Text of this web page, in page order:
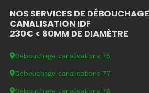
NOS SERVICES DE DÉBOUCHAGE
CANALISATION IDF
230€ < 80MM DE DIAMÈTRE
Débouchage canalisations 75
Débouchage canalisations 77
Débouchage canalisations 78